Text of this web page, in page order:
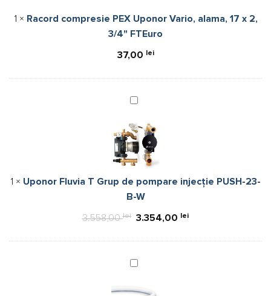
17
FTEuro
1 × Racord compresie PEX Uponor Vario, alama, 17 x 2,
3/4" FTEuro
37,00 lei
Uponor
T
Grup
de
pompare
injecție
PUSH-
23-
W
1 × Uponor Fluvia T Grup de pompare injecție PUSH-23-
B-W
3.558,00lei
Prețul
fost:
3.354,00 leiPrețul
Țeavă
Xa